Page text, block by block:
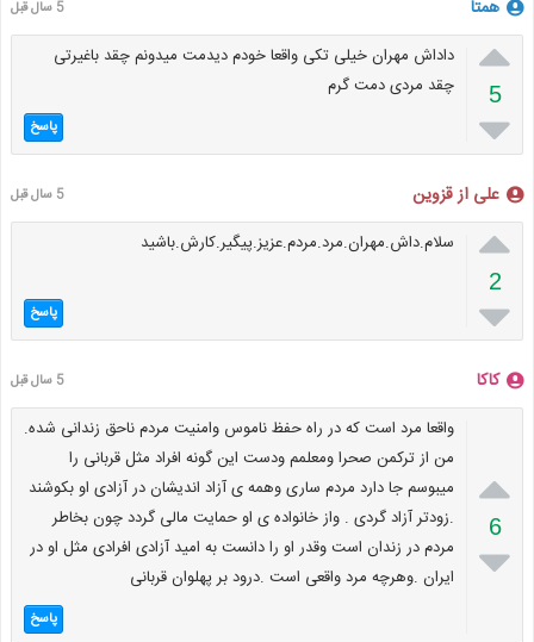
همتا 5 سال قبل

5

داداش مهران خیلی تکی واقعا خودم دیدمت میدونم چقد باغیرتی
چقد مردی دمت گرم
پاسخ
علی از قزوین 5 سال قبل

2

سلام.داش.مهران.مرد.مردم.عزیز.پیگیر.کارش.باشید
پاسخ
کاکا 5 سال قبل

6

واقعا مرد است که در راه حفظ ناموس وامنیت مردم ناحق زندانی شده.
من از ترکمن صحرا ومعلمم ودست این گونه افراد مثل قربانی را
میبوسم جا دارد مردم ساری وهمه ی آزاد اندیشان در آزادی او بکوشند
.زودتر آزاد گردی . واز خانواده ی او حمایت مالی گردد چون بخاطر
مردم در زندان است وقدر او را دانست به امید آزادی افرادی مثل او در
ایران .وهرچه مرد واقعی است .درود بر پهلوان قربانی
پاسخ